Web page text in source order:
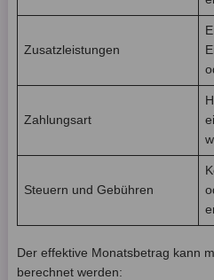
Zusatzleistungen
Zahlungsart
Steuern und Gebühren
Der effektive Monatsbetrag kann
berechnet werden: